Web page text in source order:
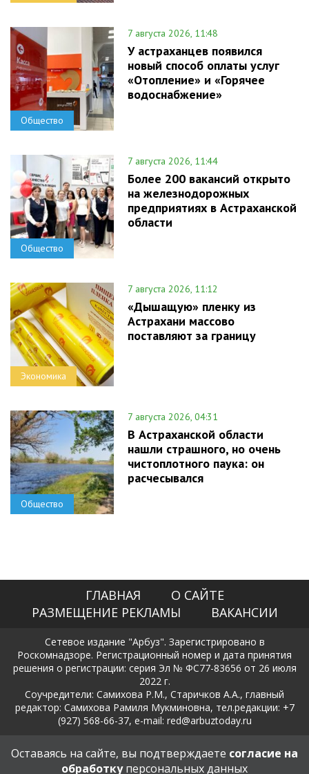
Общество
7 августа 2026, 11:48
У астраханцев появился
новый способ оплаты услуг
«Отопление» и «Горячее
водоснабжение»
Общество
7 августа 2026, 11:44
Более 200 вакансий открыто
на железнодорожных
предприятиях в Астраханской
области
Экономика
7 августа 2026, 11:12
«Дышащую» пленку из
Астрахани массово
поставляют за границу
Общество
7 августа 2026, 04:31
В Астраханской области
нашли страшного, но очень
чистоплотного паука: он
расчесывался
ГЛАВНАЯ
О САЙТЕ
РАЗМЕЩЕНИЕ РЕКЛАМЫ
ВАКАНСИИ
Сетевое издание "Арбуз". Зарегистрировано в
Роскомнадзоре. Регистрационный номер и дата принятия
решения о регистрации: серия Эл № ФС77-83656 от 26 июля
2022 г.
Соучредители: Самихова Р.М., Старичков А.А., главный
редактор: Самихова Рамиля Мукминовна, тел.редакции: +7
(927) 568-66-37, e-mail: red@arbuztoday.ru
Политика в отношении обработки и защиты персональных
данных
Оставаясь на сайте, вы подтверждаете согласие на
обработкуперсональных данных